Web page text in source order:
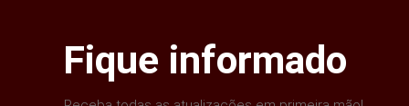
Fique informado